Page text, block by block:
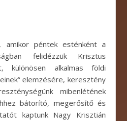
amikor péntek esténként a
felidézzük Krisztus
különösen alkalmas földi
elemzésére, keresztény
mibenlétének
bátorító, megerősítő és
kaptunk Nagy Krisztián